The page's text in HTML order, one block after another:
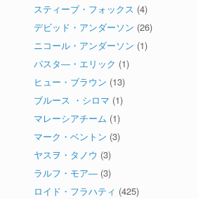
スティーブ・フォックス (4)
デビッド・アンダーソン (26)
ニコール・アンダーソン (1)
パスタ―・エリック (1)
ヒュー・ブラウン (13)
ブルース ・シロマ (1)
マレーシアチーム (1)
マーク・ベントン (3)
ヤスヲ・タノウ (3)
ラルフ・モア― (3)
ロイド・フラハティ (425)